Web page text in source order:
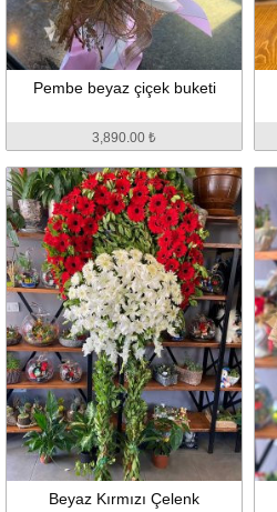
Pembe beyaz çiçek buketi
3,890.00 ₺
Beyaz Kırmızı Çelenk